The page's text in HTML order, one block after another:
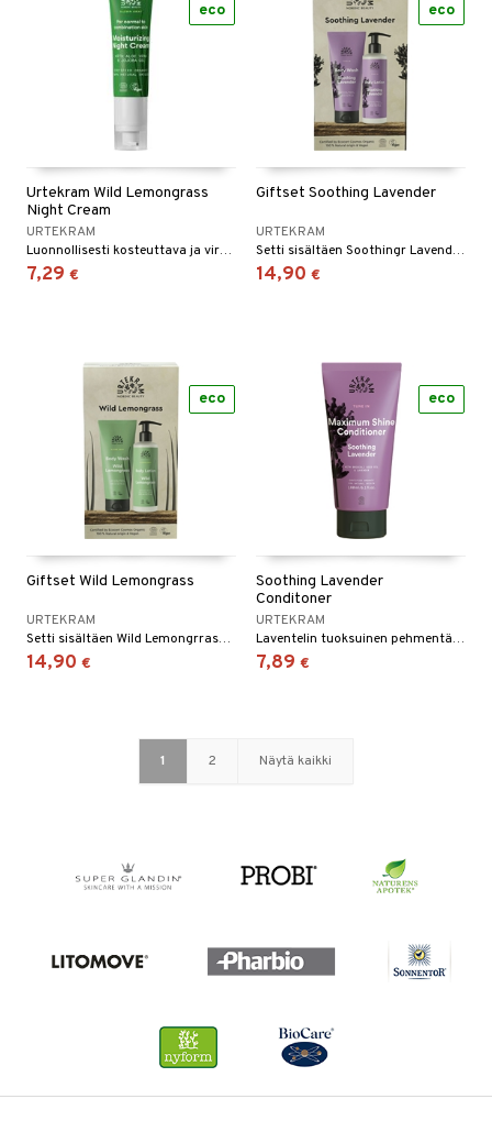
Urtekram Wild Lemongrass
Night Cream
URTEKRAM
Luonnollisesti kosteuttava ja virkistävä yövoide normaalille ja sekaiholle.
7,29 €
eco
Giftset Soothing Lavender
URTEKRAM
Setti sisältäen Soothingr Lavender Body Lotionin ja Soothingr Lavender Body Washin
14,90 €
eco
Giftset Wild Lemongrass
URTEKRAM
Setti sisältäen Wild Lemongrrass Body Lotionin ja Wild Lemongrrass Body Washin
14,90 €
eco
Soothing Lavender
Conditoner
URTEKRAM
Laventelin tuoksuinen pehmentävä hoitoaine.
7,89 €
eco
1 2 Näytä kaikki